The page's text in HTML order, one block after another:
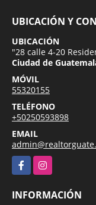
UBICACIÓN Y
UBICACIÓN
"28 calle 4-20
Ciudad de
MÓVIL
55320155
TELÉFONO
+50250593898
EMAIL
FacebookInstagram
INFORMACIÓN